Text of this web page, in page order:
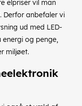
elpriser vil man
Derfor anbefaler vi
ud med LED-
og penge,
miljøet.